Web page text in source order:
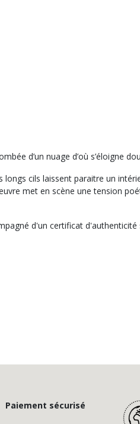
d’un nuage d’où s’éloigne
cils laissent paraitre un
met en scène une tension
d'un certificat d'authenticité
Paiement sécurisé